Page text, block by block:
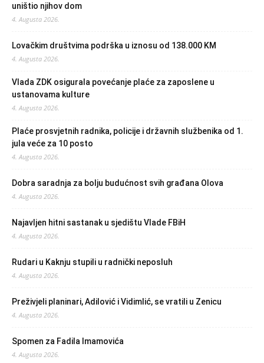
uništio njihov dom
4. Augusta 2026.
Lovačkim društvima podrška u iznosu od 138.000 KM
4. Augusta 2026.
Vlada ZDK osigurala povećanje plaće za zaposlene u
ustanovama kulture
4. Augusta 2026.
Plaće prosvjetnih radnika, policije i državnih službenika od 1.
jula veće za 10 posto
4. Augusta 2026.
Dobra saradnja za bolju budućnost svih građana Olova
4. Augusta 2026.
Najavljen hitni sastanak u sjedištu Vlade FBiH
4. Augusta 2026.
Rudari u Kaknju stupili u radnički neposluh
4. Augusta 2026.
Preživjeli planinari, Adilović i Vidimlić, se vratili u Zenicu
4. Augusta 2026.
Spomen za Fadila Imamovića
4. Augusta 2026.